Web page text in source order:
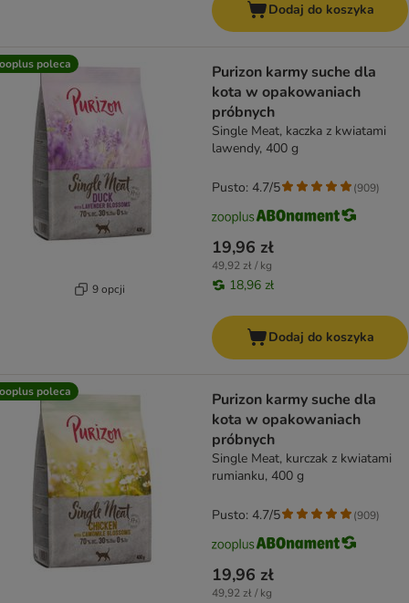
Dodaj do koszyka
poleca
9 opcji
Purizon karmy suche dla
kota w opakowaniach
próbnych
Single Meat, kaczka z kwiatami
lawendy, 400 g
19,96 zł
49,92 zł / kg
18,96 zł
Pusto: 4.7/5 (909)
Dodaj do koszyka
poleca
Purizon karmy suche dla
kota w opakowaniach
próbnych
Single Meat, kurczak z kwiatami
rumianku, 400 g
19,96 zł
49,92 zł / kg
Pusto: 4.7/5 (909)